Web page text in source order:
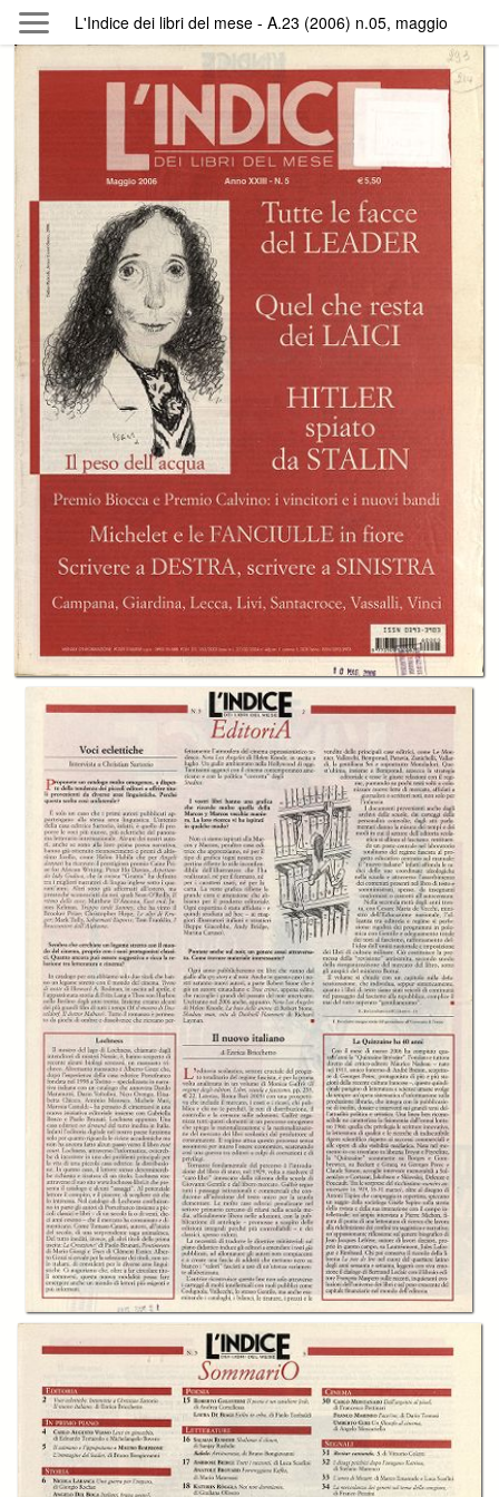
Skip to main content
Byterfly
Follow The Byterfly And Enjoy Open
Knowledge
Policy Collections Providers Exhibitions
Search Term
L'Indice dei libri del mese - A.23 (2006) n.05, maggio
In collections
L’Indice dei libri del mese
Title:
L'Indice dei libri del mese - A.23 (2006) n.05, maggio
Table of contents:
Sommariopage 3
Creator:
Publisher:
Indice Scarl
Date: